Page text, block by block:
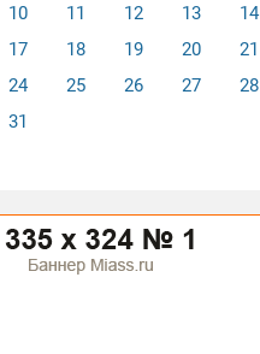
10
11 12 13 14
17
18 19 20 21
24
25 26 27 28
31